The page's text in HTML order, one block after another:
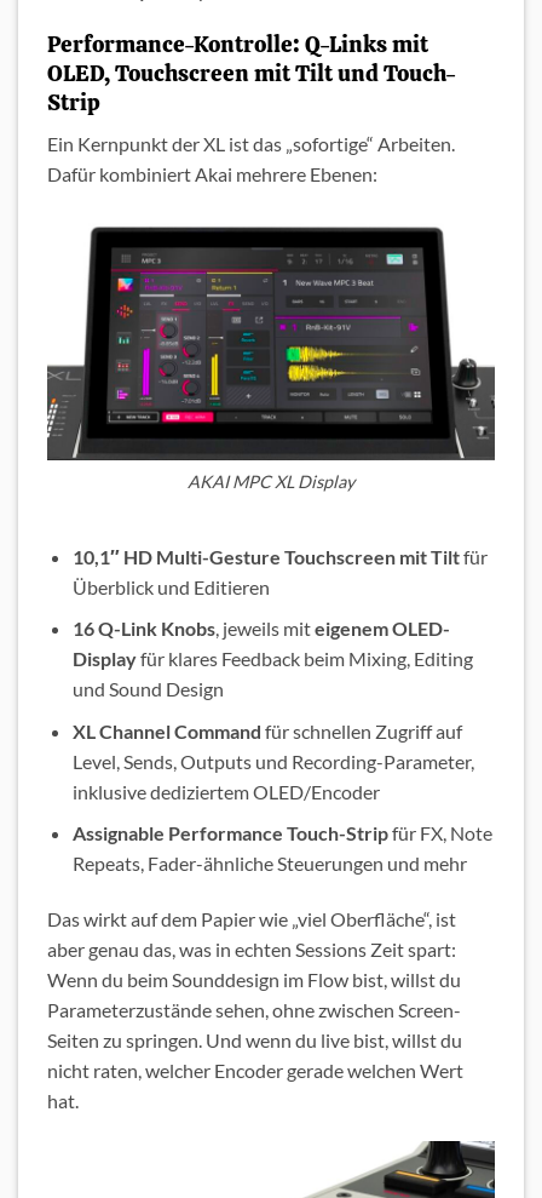
Performance-Kontrolle: Q-Links mit
OLED, Touchscreen mit Tilt und Touch-
Strip
Ein Kernpunkt der XL ist das „sofortige“ Arbeiten.
Dafür kombiniert Akai mehrere Ebenen:
AKAI MPC XL Display
10,1″ HD Multi-Gesture Touchscreen mit Tiltfür
Überblick und Editieren
16 Q-Link Knobs, jeweils miteigenem OLED-
Displayfür klares Feedback beim Mixing, Editing
und Sound Design
XL Channel Command für schnellen Zugriff auf
Level, Sends, Outputs und Recording-Parameter,
inklusive dediziertem OLED/Encoder
Assignable Performance Touch-Stripfür FX, Note
Repeats, Fader-ähnliche Steuerungen und mehr
Das wirkt auf dem Papier wie „viel Oberfläche“, ist
aber genau das, was in echten Sessions Zeit spart:
Wenn du beim Sounddesign im Flow bist, willst du
Parameterzustände sehen, ohne zwischen Screen-
Seiten zu springen. Und wenn du live bist, willst du
nicht raten, welcher Encoder gerade welchen Wert
hat.